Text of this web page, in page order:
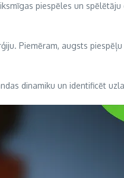
piespēles un
Piemēram, augsts
dinamiku un identificēt